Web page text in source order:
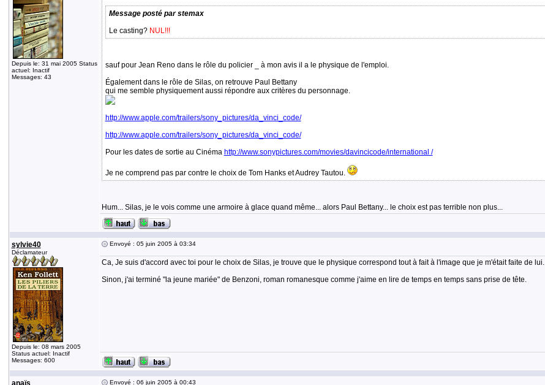
Depuis le: 31 mai 2005 Status
actuel: Inactif
Messages: 43
Message posté par stemax
Le casting? NUL!!!
sauf pour Jean Reno dans le rôle du policier _ à mon avis il a le physique de l'emploi.
Également dans le rôle de Silas, on retrouve Paul Bettany
qui me semble physiquement aussi répondre aux critères du personnage.
http://www.apple.com/trailers/sony_pictures/da_vinci_code/
http://www.apple.com/trailers/sony_pictures/da_vinci_code/
Pour les dates de sortie au Cinéma http://www.sonypictures.com/movies/davincicode/international /
Je ne comprend pas par contre le choix de Tom Hanks et Audrey Tautou.
Hum... Silas, je le vois comme une armoire à glace quand même... alors Paul Bettany... le choix est pas terrible non plus...
sylvie40
Déclamateur
Depuis le: 08 mars 2005
Status actuel: Inactif
Messages: 600
Envoyé : 05 juin 2005 à 03:34
Ca, Je suis d'accord avec toi pour le choix de Silas, je trouve que le physique correspond tout à fait à l'image que je m'était faite de lui.
Sinon, j'ai terminé "la jeune mariée" de Benzoni, roman romanesque comme j'aime en lire de temps en temps sans prise de tête.
anaïs Envoyé : 06 juin 2005 à 00:43